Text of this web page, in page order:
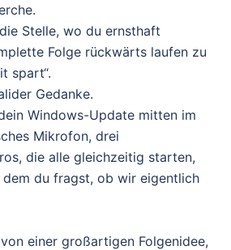
Stelle, wo du ernsthaft
Folge rückwärts laufen zu
spart“.
Gedanke.
Windows-Update mitten im
Mikrofon, drei
die alle gleichzeitig starten,
du fragst, ob wir eigentlich
einer großartigen Folgenidee,